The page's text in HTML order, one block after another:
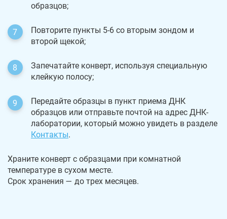
образцов;
Повторите пункты 5-6 со вторым зондом и
второй щекой;
Запечатайте конверт, используя специальную
клейкую полосу;
Передайте образцы в пункт приема ДНК
образцов или отправьте почтой на адрес ДНК-
лаборатории, который можно увидеть в разделе
Контакты.
Храните конверт с образцами при комнатной
температуре в сухом месте.
Срок хранения — до трех месяцев.